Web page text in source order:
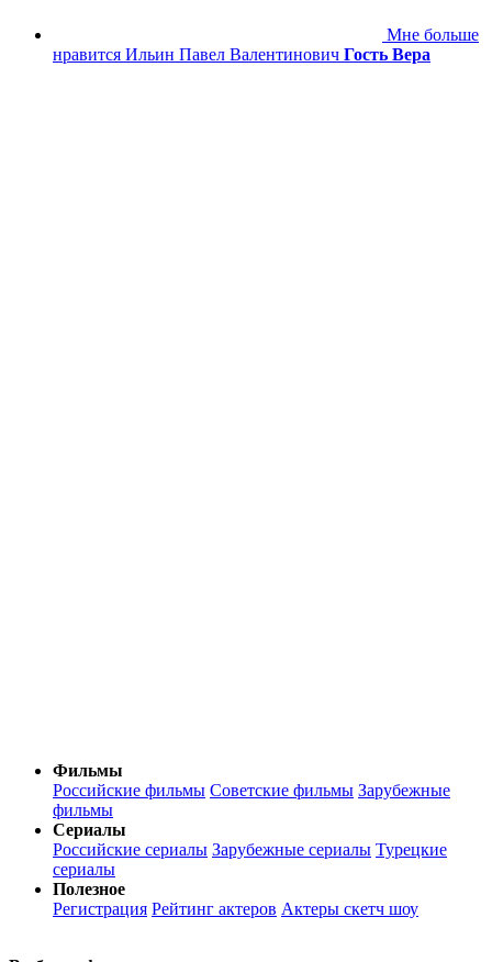
Мне больше
нравится Ильин Павел Валентинович Гость Вера
Фильмы
Российские фильмы Советские фильмы Зарубежные
фильмы
Сериалы
Российские сериалы Зарубежные сериалы Турецкие
сериалы
Полезное
Регистрация Рейтинг актеров Актеры скетч шоу